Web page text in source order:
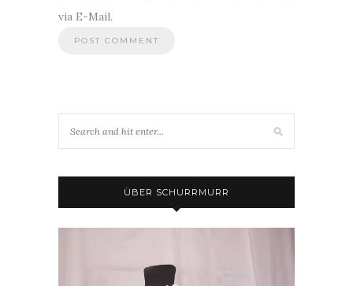
via E-Mail.
ÜBER SCHURRMURR